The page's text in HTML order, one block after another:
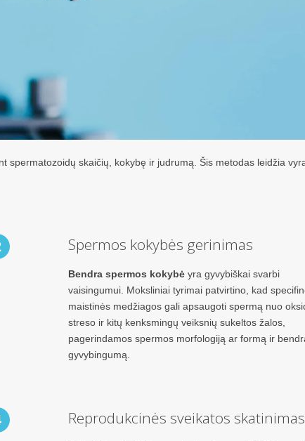
spermatozoidų skaičių, kokybę ir judrumą. Šis metodas leidžia
Spermos kokybės gerinimas
Bendra spermos kokybėyra gyvybiškai svarbi
vaisingumui. Moksliniai tyrimai patvirtino, kad
maistinės medžiagos gali apsaugoti spermą nuo
streso ir kitų kenksmingų veiksnių sukeltos žalos,
pagerindamos spermos morfologiją ar formą ir
gyvybingumą.
Reprodukcinės sveikatos skatinimas